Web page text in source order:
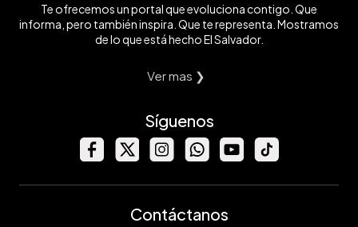
Te ofrecemos un portal que evoluciona contigo. Que
informa, pero también inspira. Que te representa. Mostramos
de lo que está hecho El Salvador.
Ver mas ❯
Síguenos
Contáctanos